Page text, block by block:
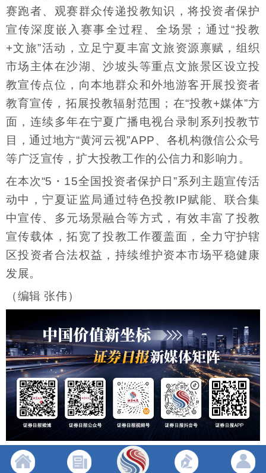
赛跑者、观赛群众传递投教知识，将投资者保护
宣传深度嵌入赛事全过程、全场景；通过“投教
+文旅”活动，立足宁夏丰富文旅资源禀赋，组织
市场主体在沙湖、沙坡头等重点文旅景区设立投
教宣传点位，向本地群众和外地游客开展投资者
教育宣传，拓展投教辐射范围；在“投教+媒体”方
面，连续多年在宁夏广播电视台录制系列投教节
目，通过地方“黄河云视”APP、各机构微信公众号
等广泛宣传，扩大投教工作的公信力和影响力。
在本次“5・15全国投资者保护日”系列主题宣传活
动中，宁夏证监局通过特色投教IP赋能、联合集
中宣传、多元场景融合等方式，有效丰富了投教
宣传载体，拓宽了投教工作覆盖面，全力守护辖
区投资者合法权益，持续维护资本市场平稳健康
发展。
（编辑 张伟）